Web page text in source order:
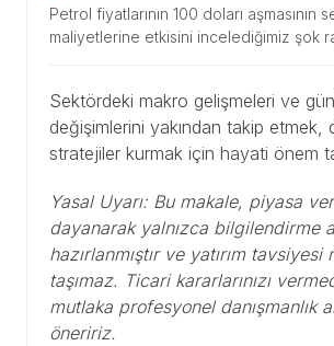
Petrol fiyatlarının 100 doları aşmasının
maliyetlerine etkisini incelediğimiz şok
Sektördeki makro gelişmeleri ve
değişimlerini yakından takip etmek,
stratejiler kurmak için hayati önem
Yasal Uyarı: Bu makale, piyasa
dayanarak yalnızca bilgilendirme
hazırlanmıştır ve yatırım tavsiyesi
taşımaz. Ticari kararlarınızı
mutlaka profesyonel danışmanlık
öneririz.